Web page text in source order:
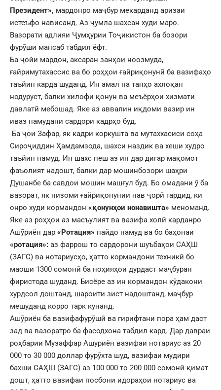
Президент», мардонро маҷбур мекарданд аризаи
истеъфо нависанд. Аз ҷумла шахсан худи маро.
Вазорати адлияи Ҷумҳурии Тоҷикистон ба бозори
фурӯши мансаб табдил ёфт.
Ба ҷойи мардон, аксаран занҳои ноозмуда,
ғайримутахассис ва бо роҳҳои ғайриқонунӣ ба вазифаҳо
таъйин карда шуданд. Ин амал на танҳо ахлоқан
нодуруст, балки хилофи қонун ва меъёрҳои хизмати
давлатӣ мебошад. Яке аз аввалин иқдоми вазир ин
иваз намудани сардори кадрҳо буд.
Ба ҷои Зафар, як кадри коркушта ва мутаххасиси соҳа
Сироҷиддин Ҳамдамзода, шахси наздик ва хеши худро
таъйин намуд. Ин шахс пеш аз ин дар дигар мақомот
фаъолият надошт, балки дар мошинбозори шаҳри
Душанбе ба савдои мошин машғул буд. Бо омадани ӯ ба
вазорат, як низоми ғайриқонунии нав ҷорӣ гардид, ки
онро худи кормандон «қонунҳои нонавишта» меноманд.
Яке аз роҳҳои аз масъулият ва вазифа холӣ карданро
Ашӯриён дар «Ротация» пайдо намуд ва бо баҳонаи
«ротация»: аз фаррош то сардорони шуъбаҳои САҲШ
(ЗАГС) ва нотариусҳо, ҳатто кормандони техникӣ бо
маоши 1300 сомонӣ ба ноҳияҳои дурдаст маҷбуран
фиристода шуданд. Бисёре аз ин кормандон кӯдакони
хурдсол доштанд, шароити зист надоштанд, маҷбур
мешуданд корро тарк кунанд.
Ашӯриён ба вазифафурӯшӣ ва гирифтани пора ҳам даст
зад ва вазоратро ба фасодхона табдил кард. Дар давраи
роҳбарии Музаффар Ашуриён вазифаи нотариус аз 20
000 то 30 000 доллар фурӯхта шуд, вазифаи мудири
бахши САҲШ (ЗАГС) аз 100 000 то 200 000 сомонӣ қимат
дошт, ҳатто вазифаи посбони идораҳои нотариус ва